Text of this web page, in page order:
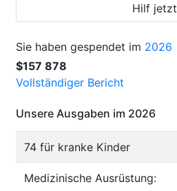
Hilf jetzt
Sie haben gespendet im 2026
$157 878
Vollständiger Bericht
Unsere Ausgaben im 2026
74 für kranke Kinder
Medizinische Ausrüstung: